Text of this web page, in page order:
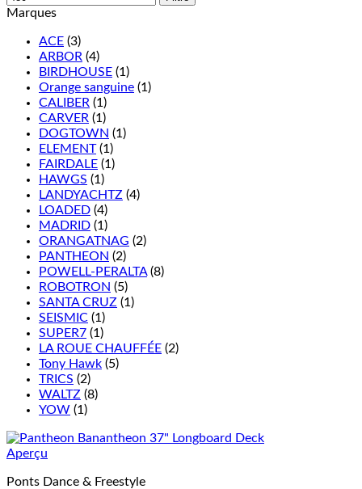
Marques
ACE (3)
ARBOR (4)
BIRDHOUSE (1)
Orange sanguine (1)
CALIBER (1)
CARVER (1)
DOGTOWN (1)
ELEMENT (1)
FAIRDALE (1)
HAWGS (1)
LANDYACHTZ (4)
LOADED (4)
MADRID (1)
ORANGATNAG (2)
PANTHEON (2)
POWELL-PERALTA (8)
ROBOTRON (5)
SANTA CRUZ (1)
SEISMIC (1)
SUPER7 (1)
LA ROUE CHAUFFÉE (2)
Tony Hawk (5)
TRICS (2)
WALTZ (8)
YOW (1)
Aperçu
Ponts Dance & Freestyle